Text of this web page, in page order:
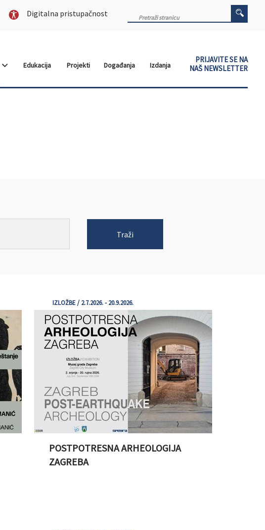
Digitalna pristupačnost
Edukacija Projekti Događanja Izdanja
PRIJAVITE SE NA
NAŠ NEWSLETTER
Traži
IZLOŽBE / 2.7.2026. - 20.9.2026.
POSTPOTRESNA ARHEOLOGIJA
ZAGREBA